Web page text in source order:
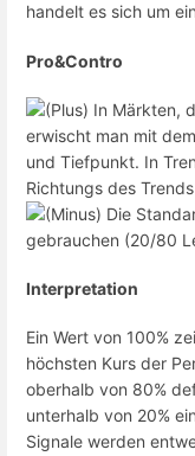
handelt es sich um
Pro&Contro
In Märkten,
erwischt man mit
und Tiefpunkt. In
Richtungs des Trends
Die
gebrauchen (20/80
Interpretation
Ein Wert von 100%
höchsten Kurs der
oberhalb von 80%
unterhalb von 20%
Signale werden